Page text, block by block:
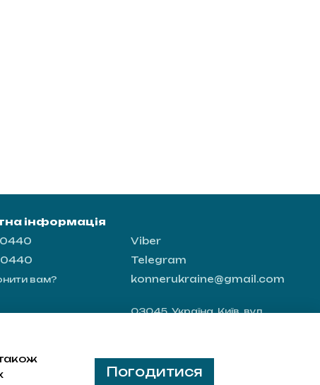
інформація
вам?
Viber
Telegram
konnerukraine@gmail.com
03045, Україна, Київ, вул.
Погодитися